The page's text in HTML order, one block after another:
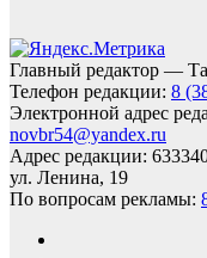
Главный редактор —
Телефон редакции: 8
Электронной адрес
novbr54@yandex.ru
Адрес редакции:
ул. Ленина, 19
По вопросам рекламы: